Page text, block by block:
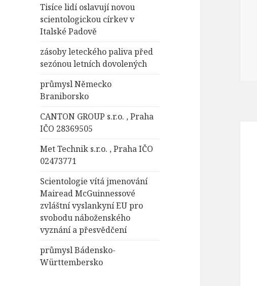
Tisíce lidí oslavují novou
scientologickou církev v
Italské Padově
zásoby leteckého paliva před
sezónou letních dovolených
průmysl Německo
Braniborsko
CANTON GROUP s.r.o. , Praha
IČO 28369505
Met Technik s.r.o. , Praha IČO
02473771
Scientologie vítá jmenování
Mairead McGuinnessové
zvláštní vyslankyní EU pro
svobodu náboženského
vyznání a přesvědčení
průmysl Bádensko-
Württembersko